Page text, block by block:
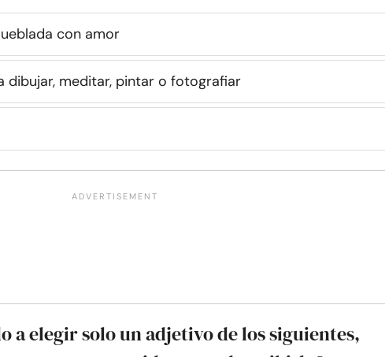
con amor
dibujar, meditar, pintar o fotografiar
a elegir solo un adjetivo de los siguientes,